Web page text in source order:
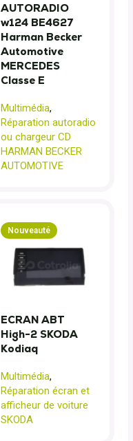
AUTORADIO
w124 BE4627
Harman Becker
Automotive
MERCEDES
Classe E
Multimédia,
Réparation autoradio
ou chargeur CD
HARMAN BECKER
AUTOMOTIVE
Nouveauté
ECRAN ABT
High-2 SKODA
Kodiaq
Multimédia,
Réparation écran et
afficheur de voiture
SKODA